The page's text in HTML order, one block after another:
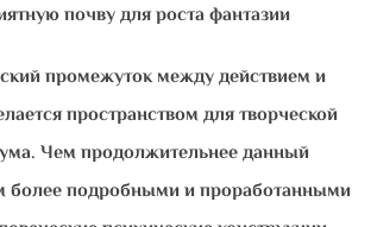
почву для роста фантазии.
промежуток между действием и
пространством для творческой
Чем продолжительнее данный
более подробными и проработанными